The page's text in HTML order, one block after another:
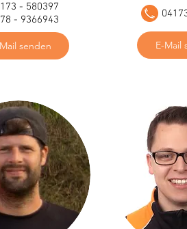
- 580397
- 9366943
senden E-Mail